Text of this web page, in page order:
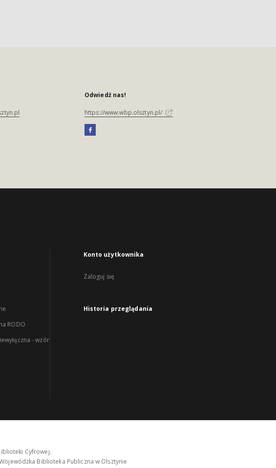
Odwiedź nas!
https://www.wbp.olsztyn.pl/
RODO
- wzór
Konto użytkownika
Zaloguj się
Historia przeglądania
Cyfrowej.
Biblioteka Publiczna w Olsztynie